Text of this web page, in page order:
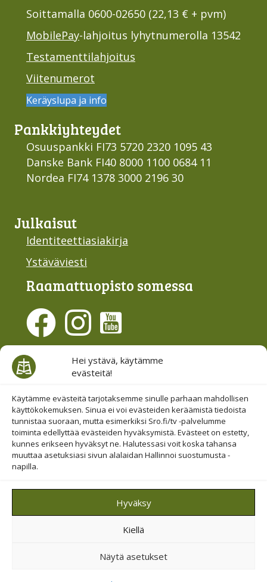
Hei ystävä, käytämme
evästeitä!
Käytämme evästeitä tarjotaksemme sinulle parhaan mahdollisen
käyttökokemuksen. Sinua ei voi evästeiden keräämistä tiedoista
tunnistaa suoraan, mutta esimerkiksi Sro.fi/tv -palvelumme
toiminta edellyttää evästeiden hyväksymistä. Evästeet on estetty,
kunnes erikseen hyväksyt ne. Halutessasi voit koska tahansa
muuttaa asetuksiasi sivun alalaidan Hallinnoi suostumusta -
napilla.
Hyväksy
Kiellä
Näytä asetukset
Soittamalla 0600-02650 (22,13 € + pvm)
MobilePay-lahjoitus lyhytnumerolla 13542
Testamenttilahjoitus
Viitenumerot
Keräyslupa ja info
Pankki­yhteydet
Osuuspankki FI73 5720 2320 1095 43
Danske Bank FI40 8000 1100 0684 11
Nordea FI74 1378 3000 2196 30
Julkaisut
Identiteettiasiakirja
Ystäväviesti
Raamattu­opisto somessa
Evästesuostumus
Hallinnoi evästeitä
Etsi sivuiltamme
© 2019-2026 Suomen Raamattuopiston Säätiö
Saavutettavuus huomioitu
Tietosuojajaehdot